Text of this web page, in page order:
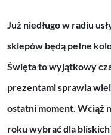
Już niedługo w radiu
sklepów będą pełne
Święta to wyjątkowy
prezentami sprawia
ostatni moment. Wciąż
roku wybrać dla